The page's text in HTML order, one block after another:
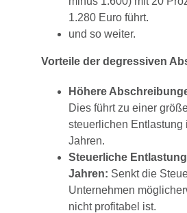
1.280 Euro führt.
und so weiter.
Vorteile der degressiven
Höhere
Dies führt zu einer
steuerlichen Entlastung
Jahren.
Steuerliche
Jahren: Senkt die
Unternehmen
nicht profitabel ist.